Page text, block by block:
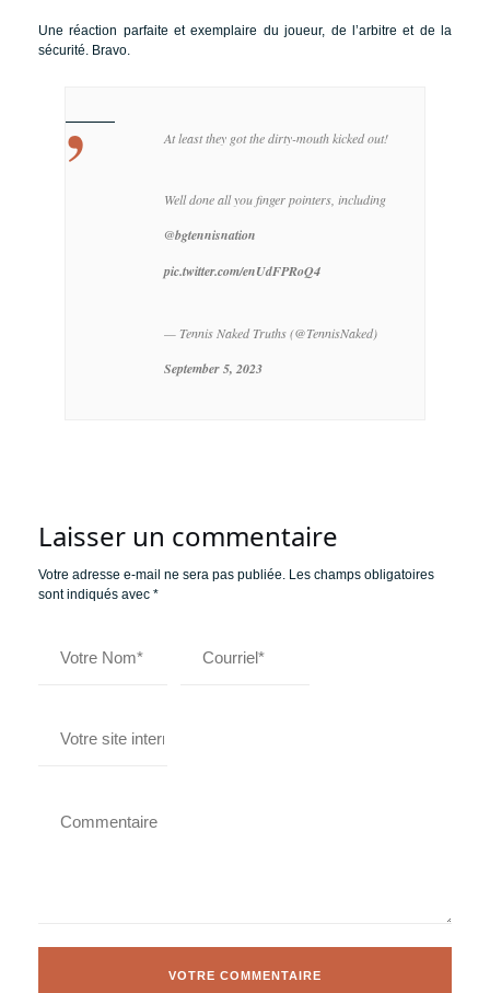
Une réaction parfaite et exemplaire du joueur, de l’arbitre et de la
sécurité. Bravo.
At least they got the dirty-mouth kicked out!
Well done all you finger pointers, including
@bgtennisnation
pic.twitter.com/enUdFPRoQ4
— Tennis Naked Truths (@TennisNaked)
September 5, 2023
Laisser un commentaire
Votre adresse e-mail ne sera pas publiée. Les champs obligatoires
sont indiqués avec *